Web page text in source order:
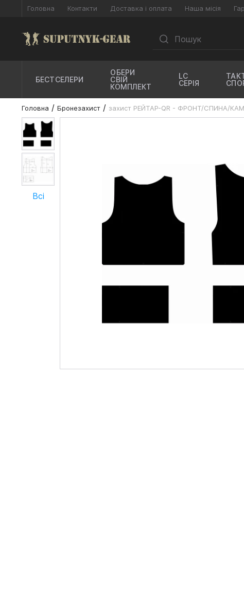
Головна Контакти Доставка і оплата Наша місія
БЕСТСЕЛЕРИ
ОБЕРИ
СВІЙ
КОМПЛЕКТ
LC
СЕРІЯ
Головна Бронезахист захист РЕЙТАР-QR - ФРОНТ/СПИНА/
Всі